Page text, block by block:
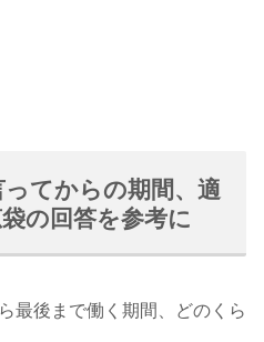
てからの期間、適
の回答を参考に
最後まで働く期間、どのくら